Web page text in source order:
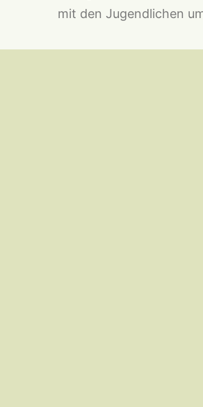
mit den Jugendlichen